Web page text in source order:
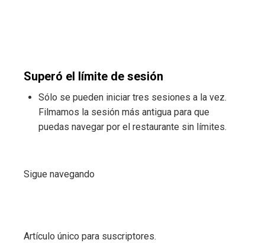
Superó el límite de sesión
Sólo se pueden iniciar tres sesiones a la vez.
Filmamos la sesión más antigua para que
puedas navegar por el restaurante sin límites.
Sigue navegando
Artículo único para suscriptores.